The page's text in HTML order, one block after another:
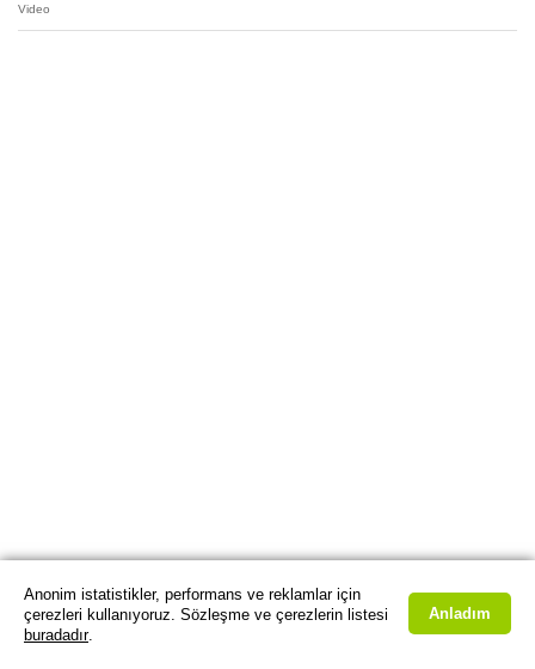
Video
Anonim istatistikler, performans ve reklamlar için
çerezleri kullanıyoruz. Sözleşme ve çerezlerin listesi
buradadır.
Anladım